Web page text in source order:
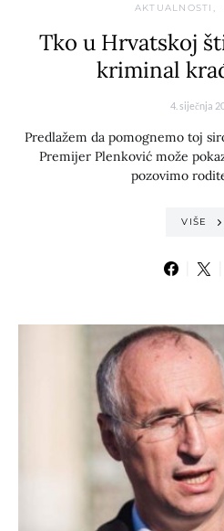
AKTUALNOSTI
Tko u Hrvatskoj
kriminal
4. siječnja
Predlažem da pomognemo toj
Premijer Plenković može
pozovimo
VIŠE